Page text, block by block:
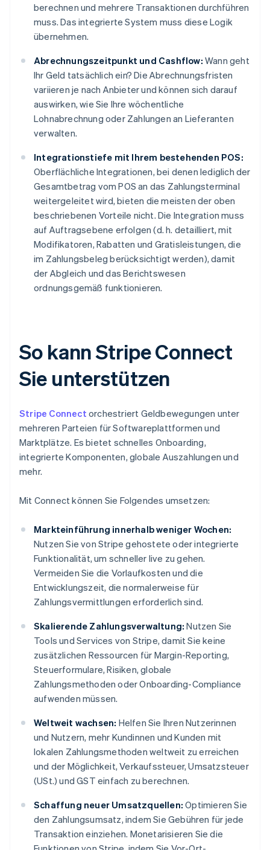
berechnen und mehrere Transaktionen durchführen
muss. Das integrierte System muss diese Logik
übernehmen.
Abrechnungszeitpunkt und Cashflow: Wann geht
Ihr Geld tatsächlich ein? Die Abrechnungsfristen
variieren je nach Anbieter und können sich darauf
auswirken, wie Sie Ihre wöchentliche
Lohnabrechnung oder Zahlungen an Lieferanten
verwalten.
Integrationstiefe mit Ihrem bestehenden POS:
Oberflächliche Integrationen, bei denen lediglich der
Gesamtbetrag vom POS an das Zahlungsterminal
weitergeleitet wird, bieten die meisten der oben
beschriebenen Vorteile nicht. Die Integration muss
auf Auftragsebene erfolgen (d. h. detailliert, mit
Modifikatoren, Rabatten und Gratisleistungen, die
im Zahlungsbeleg berücksichtigt werden), damit
der Abgleich und das Berichtswesen
ordnungsgemäß funktionieren.
So kann Stripe Connect
Sie unterstützen
Stripe Connect orchestriert Geldbewegungen unter
mehreren Parteien für Softwareplattformen und
Marktplätze. Es bietet schnelles Onboarding,
integrierte Komponenten, globale Auszahlungen und
mehr.
Mit Connect können Sie Folgendes umsetzen:
Markteinführung innerhalb weniger Wochen:
Nutzen Sie von Stripe gehostete oder integrierte
Funktionalität, um schneller live zu gehen.
Vermeiden Sie die Vorlaufkosten und die
Entwicklungszeit, die normalerweise für
Zahlungsvermittlungen erforderlich sind.
Skalierende Zahlungsverwaltung: Nutzen Sie
Tools und Services von Stripe, damit Sie keine
zusätzlichen Ressourcen für Margin-Reporting,
Steuerformulare, Risiken, globale
Zahlungsmethoden oder Onboarding-Compliance
aufwenden müssen.
Weltweit wachsen: Helfen Sie Ihren Nutzerinnen
und Nutzern, mehr Kundinnen und Kunden mit
lokalen Zahlungsmethoden weltweit zu erreichen
und der Möglichkeit, Verkaufssteuer, Umsatzsteuer
(USt.) und GST einfach zu berechnen.
Schaffung neuer Umsatzquellen: Optimieren Sie
den Zahlungsumsatz, indem Sie Gebühren für jede
Transaktion einziehen. Monetarisieren Sie die